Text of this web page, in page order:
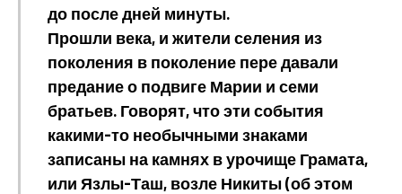
до после дней минуты.
Прошли века, и жители селения из
поколения в поколение пере давали
предание о подвиге Марии и семи
братьев. Говорят, что эти события
какими-то необычными знаками
записаны на камнях в урочище Грамата,
или Язлы-Таш, возле Никиты (об этом